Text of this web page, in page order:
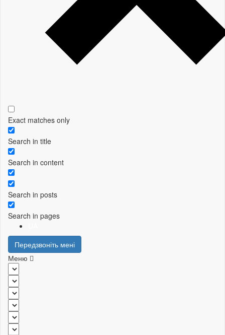
Exact matches only
Search in title
Search in content
Search in posts
Search in pages
Передзвоніть мені
Меню